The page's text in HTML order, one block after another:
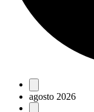
Eventos
agosto 2026